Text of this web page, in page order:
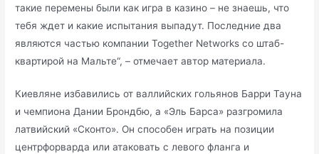
такие перемены были как игра в казино – не знаешь, что
тебя ждет и какие испытания выпадут. Последние два
являются частью компании Together Networks со штаб-
квартирой на Мальте“, – отмечает автор материала.
Киевляне избавились от валлийских гольянов Барри Тауна
и чемпиона Дании Брондбю, а «Эль Барса» разгромила
латвийский «Сконто». Он способен играть на позиции
центрфорварда или атаковать с левого фланга и